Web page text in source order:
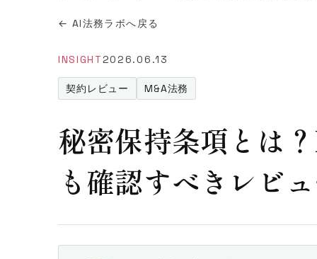
← AI法務ラボへ戻る
INSIGHT2026.06.13
契約レビュー M&A法務
秘密保持条項とは
も確認すべきレビ